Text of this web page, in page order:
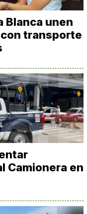
Blanca unen
transporte
Camionera en